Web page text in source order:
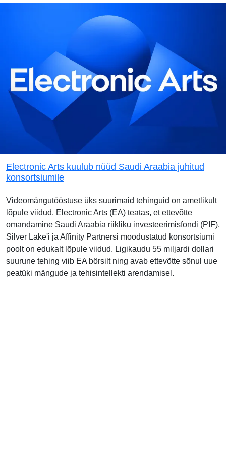
Electronic Arts kuulub nüüd Saudi Araabia juhitud
konsortsiumile
Videomängutööstuse üks suurimaid tehinguid on ametlikult
lõpule viidud. Electronic Arts (EA) teatas, et ettevõtte
omandamine Saudi Araabia riikliku investeerimisfondi (PIF),
Silver Lake'i ja Affinity Partnersi moodustatud konsortsiumi
poolt on edukalt lõpule viidud. Ligikaudu 55 miljardi dollari
suurune tehing viib EA börsilt ning avab ettevõtte sõnul uue
peatüki mängude ja tehisintellekti arendamisel.